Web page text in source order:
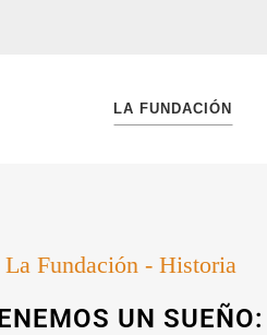
LA FUNDACIÓN
La Fundación - Historia
UN SUEÑO: